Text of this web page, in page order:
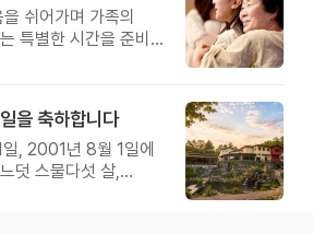
쉬어가며 가족의
특별한 시간을 준비해
을 축하합니다
, 2001년 8월 1일에
덧 스물다섯 살,